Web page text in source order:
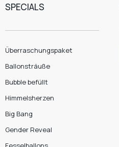
SPECIALS
Überraschungspaket
Ballonsträuße
Bubble befüllt
Himmelsherzen
Big Bang
Gender Reveal